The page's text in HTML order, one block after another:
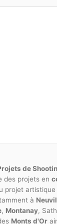
modèle.
deux parties.
inscrite en
de
des projets en
projet artistique
à
, Montanay,
Monts d'Or